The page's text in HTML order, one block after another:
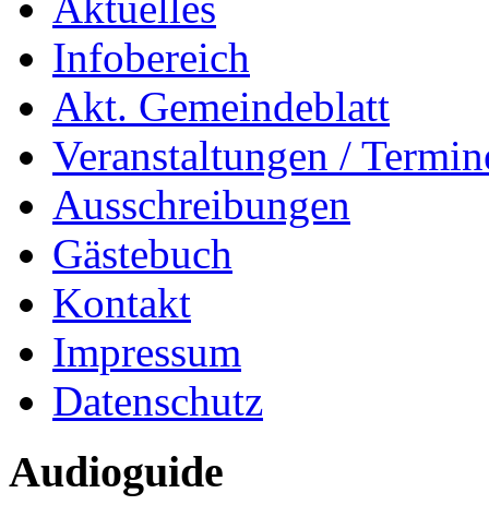
Infobereich
Akt. Gemeindeblatt
Veranstaltungen /
Ausschreibungen
Gästebuch
Kontakt
Impressum
Datenschutz
Audioguide